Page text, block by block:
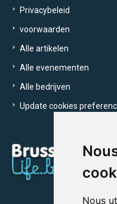
Nous
Privacybeleid
voorwaarden
Alle artikelen
Alle evenementen
Alle bedrijven
Update cookies